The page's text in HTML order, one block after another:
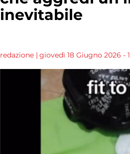
inevitabile
redazione | giovedì 18 Giugno 2026 -